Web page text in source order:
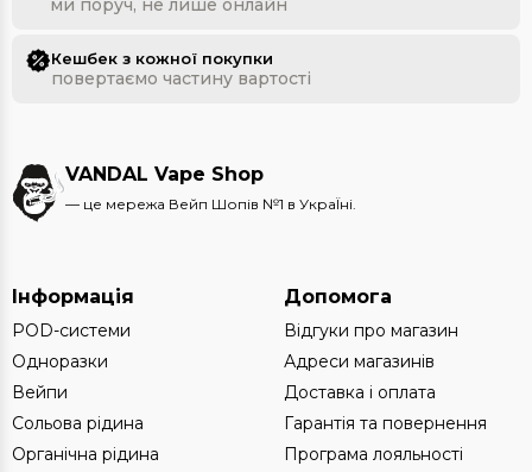
ми поруч, не лише онлайн
Кешбек з кожної покупки
повертаємо частину вартості
VANDAL Vape Shop
— це мережа Вейп Шопів №1 в УкраЇні.
Інформація
POD-системи
Одноразки
Вейпи
Сольова рідина
Органічна рідина
Допомога
Відгуки про магазин
Адреси магазинів
Доставка і оплата
Гарантія та повернення
Програма лояльності